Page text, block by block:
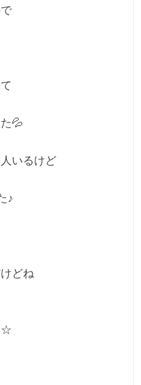
💦
いるけど
♪
どね
☆